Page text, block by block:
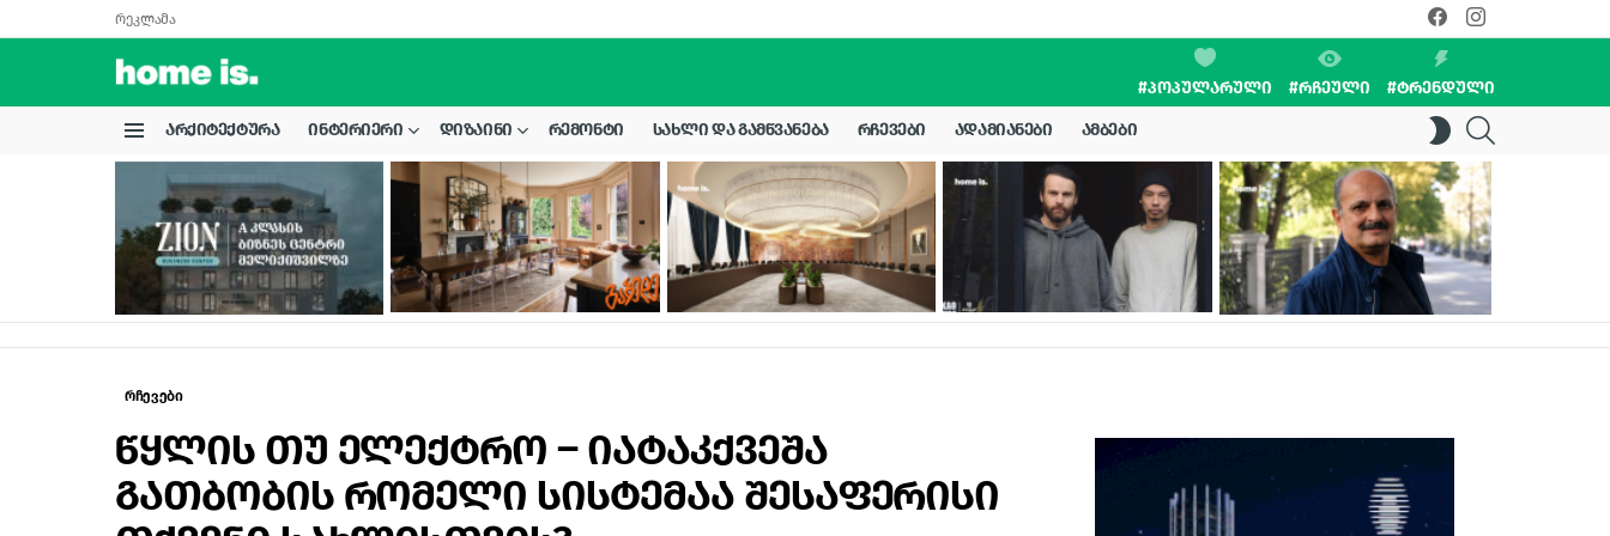
რეკლამა
facebookinstagram
#ᲞᲝᲞᲣᲚᲐᲠᲣᲚᲘ #ᲠᲩᲔᲣᲚᲘ #ᲢᲠᲔᲜᲓᲣᲚᲘ
ᲐᲠᲥᲘᲢᲔᲥᲢᲣᲠᲐ ᲘᲜᲢᲔᲠᲘᲔᲠᲘ ᲓᲘᲖᲐᲘᲜᲘ ᲠᲔᲛᲝᲜᲢᲘ ᲡᲐᲮᲚᲘ ᲓᲐ ᲒᲐᲛᲬᲕᲐᲜᲔᲑᲐ ᲠᲩᲔᲕᲔᲑᲘ ᲐᲓᲐᲛᲘᲐᲜᲔᲑᲘ ᲐᲛᲑᲔᲑᲘ
SWITCH
SKIN
STORIES
რჩევები
წყლის თუ ელექტრო – იატაკქვეშა
გათბობის რომელი სისტემაა შესაფერისი